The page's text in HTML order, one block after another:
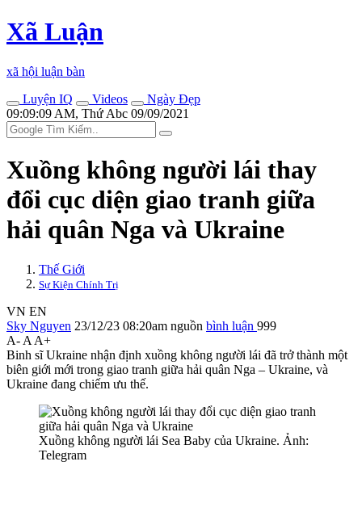
Xã Luận
xã hội luận bàn
Luyện IQ
Videos
Ngày Đẹp
09:09:09 AM, Thứ Abc 09/09/2021
Xuồng không người lái thay
đổi cục diện giao tranh giữa
hải quân Nga và Ukraine
Thế Giới
Sự Kiện Chính Trị
VN EN
Sky Nguyen 23/12/23 08:20am nguồn bình luận 999
A- A A+
Binh sĩ Ukraine nhận định xuồng không người lái đã trở thành một
biên giới mới trong giao tranh giữa hải quân Nga – Ukraine, và
Ukraine đang chiếm ưu thế.
Xuồng không người lái Sea Baby của Ukraine. Ảnh:
Telegram